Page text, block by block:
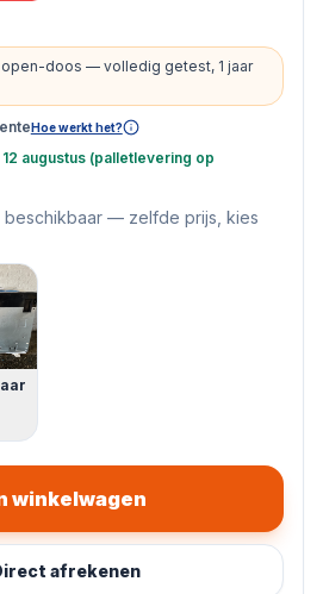
doos — volledig getest, 1 jaar
Hoe werkt het?
augustus (palletlevering op
beschikbaar — zelfde prijs, kies
winkelwagen
afrekenen